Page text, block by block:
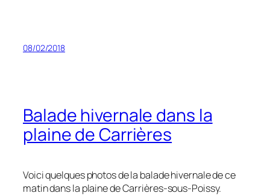
08/02/2018
Balade hivernale dans la
plaine de Carrières
Voici quelques photos de la balade hivernale de ce
matin dans la plaine de Carrières-sous-Poissy.